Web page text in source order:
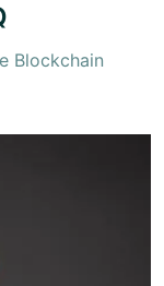
Blockchain